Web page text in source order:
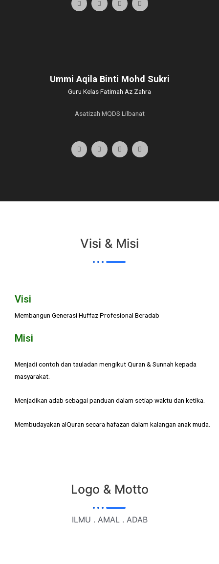
Ummi Aqila Binti Mohd Sukri
Guru Kelas Fatimah Az Zahra
Asatizah MQDS Lilbanat
Visi & Misi
Visi
Membangun Generasi Huffaz Profesional Beradab
Misi
Menjadi contoh dan tauladan mengikut Quran & Sunnah kepada
masyarakat.
Menjadikan adab sebagai panduan dalam setiap waktu dan ketika.
Membudayakan alQuran secara hafazan dalam kalangan anak muda.
Logo & Motto
ILMU . AMAL . ADAB